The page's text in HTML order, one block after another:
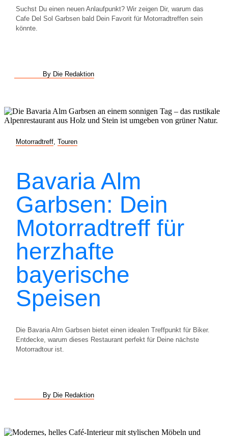
Suchst Du einen neuen Anlaufpunkt? Wir zeigen Dir, warum das
Cafe Del Sol Garbsen bald Dein Favorit für Motorradtreffen sein
könnte.
By Die Redaktion
Motorradtreff Touren
Bavaria Alm
Garbsen: Dein
Motorradtreff für
herzhafte
bayerische
Speisen
Die Bavaria Alm Garbsen bietet einen idealen Treffpunkt für Biker.
Entdecke, warum dieses Restaurant perfekt für Deine nächste
Motorradtour ist.
By Die Redaktion